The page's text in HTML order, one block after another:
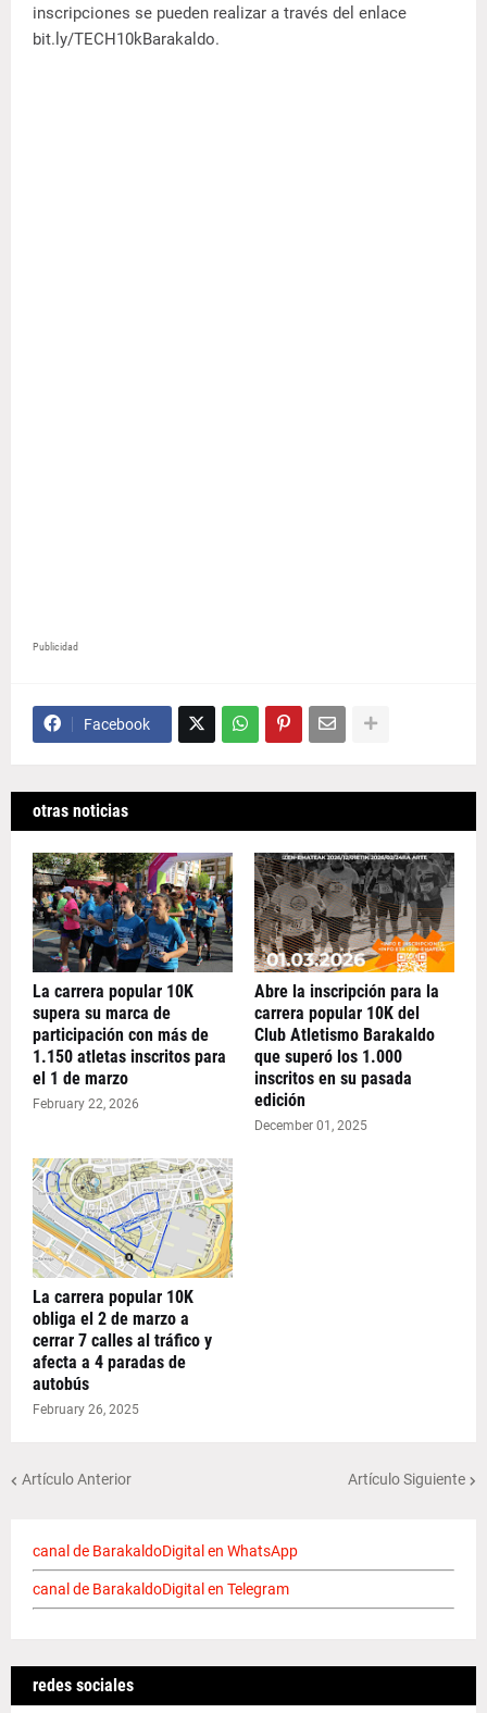
inscripciones se pueden realizar a través del enlace
bit.ly/TECH10kBarakaldo.
Publicidad
Facebook
otras noticias
La carrera popular 10K
supera su marca de
participación con más de
1.150 atletas inscritos para
el 1 de marzo
February 22, 2026
Abre la inscripción para la
carrera popular 10K del
Club Atletismo Barakaldo
que superó los 1.000
inscritos en su pasada
edición
December 01, 2025
La carrera popular 10K
obliga el 2 de marzo a
cerrar 7 calles al tráfico y
afecta a 4 paradas de
autobús
February 26, 2025
Artículo Anterior Artículo Siguiente
canal de BarakaldoDigital en WhatsApp
canal de BarakaldoDigital en Telegram
redes sociales